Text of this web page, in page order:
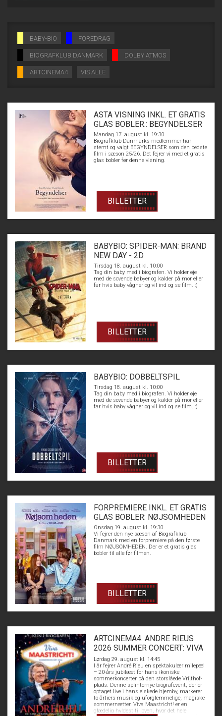
BABY-BIO FOREDRAG
BIOGRAFKLUB DANMARK DOLBY ATMOS
ARTCINEMA4 VIS ALLE
ASTA VISNING INKL. ET GRATIS
GLAS BOBLER.: BEGYNDELSER
Mandag 17. august kl. 19:30
Biografklub Danmarks medlemmer har
stemt og valgt BEGYNDELSER som den bedste
film i sæson 25/26. Det fejrer vi med et gratis
glas bobler før denne visning.
BILLETTER
BABYBIO: SPIDER-MAN: BRAND
NEW DAY - 2D
Tirsdag 18. august kl. 10:00
Tag din baby med i biografen. Vi holder øje
med de sovende babyer og kalder på mor eller
far hvis baby vågner og vil ind og se film. :)
BILLETTER
BABYBIO: DOBBELTSPIL
Tirsdag 18. august kl. 10:00
Tag din baby med i biografen. Vi holder øje
med de sovende babyer og kalder på mor eller
far hvis baby vågner og vil ind og se film. :)
BILLETTER
FORPREMIERE INKL. ET GRATIS
GLAS BOBLER: NØJSOMHEDEN
Onsdag 19. august kl. 19:30
Vi fejrer den nye sæson af Biografklub
Danmark med en forpremiere på den første
film NØJSOMHEDEN. Der er et gratis glas
bobler til alle før filmen.
BILLETTER
ARTCINEMA4: ANDRE RIEUS
2026 SUMMER CONCERT: VIVA
MAASTRICHT!
Lørdag 29. august kl. 14:45
I år fejrer André Rieu en spektakulær milepæl
– 20-års jubilæet for hans ikoniske
sommerkoncerter på den storslåede Vrijthof-
plads. Denne splinternye biografevent, der er
optaget live i hans elskede hjemby, markerer
to årtiers musik og uforglemmelige, magiske
sommernætter. Viva Maastricht! er en
glædelig hyldest til byen, hvor det hele